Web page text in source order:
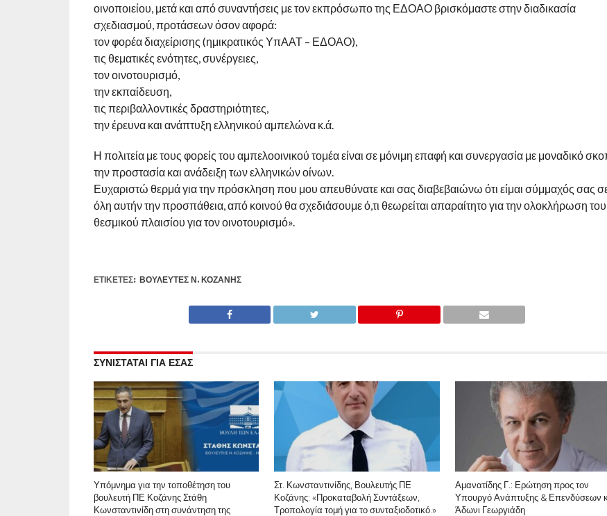
οινοποιείου, μετά και από συναντήσεις με τον εκπρόσωπο της ΕΔΟΑΟ βρισκόμαστε στην διαδικασία
σχεδιασμού, προτάσεων όσον αφορά:
τον φορέα διαχείρισης (ημικρατικός ΥπΑΑΤ – ΕΔΟΑΟ),
τις θεματικές ενότητες, συνέργειες,
τον οινοτουρισμό,
την εκπαίδευση,
τις περιβαλλοντικές δραστηριότητες,
την έρευνα και ανάπτυξη ελληνικού αμπελώνα κ.ά.
Η πολιτεία με τους φορείς του αμπελοοινικού τομέα είναι σε μόνιμη επαφή και συνεργασία με μοναδικό
την προστασία και ανάδειξη των ελληνικών οίνων.
Ευχαριστώ θερμά για την πρόσκληση που μου απευθύνατε και σας διαβεβαιώνω ότι είμαι σύμμαχός σας
όλη αυτήν την προσπάθεια, από κοινού θα σχεδιάσουμε ό,τι θεωρείται απαραίτητο για την ολοκλήρωση του
θεσμικού πλαισίου για τον οινοτουρισμό».
ΕΤΙΚΕΤΕΣ: ΒΟΥΛΕΥΤΈΣ Ν. ΚΟΖΆΝΗΣ
ΣΥΝΙΣΤΑΤΑΙ ΓΙΑ ΕΣΑΣ
Υπόμνημα για την τοποθέτηση του
βουλευτή ΠΕ Κοζάνης Στάθη
Κωνσταντινίδη στη συνάντηση της
Στ. Κωνσταντινίδης, Βουλευτής ΠΕ
Κοζάνης: «Προκαταβολή Συντάξεων,
Τροπολογία τομή για το συνταξιοδοτικό.»
Αμανατίδης Γ.: Ερώτηση προς τον
Υπουργό Ανάπτυξης & Επενδύσεων κ.
Άδωνι Γεωργιάδη